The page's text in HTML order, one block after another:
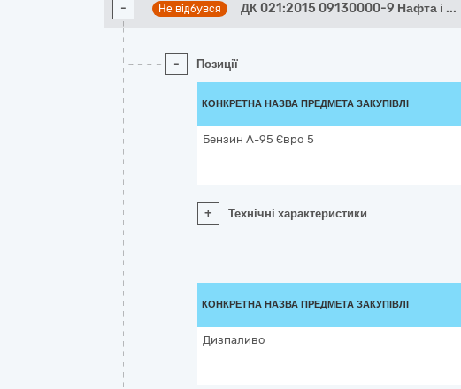
- Не відбувся ДК 021:2015 09130000-9 Нафта і ...
- Позиції
КОНКРЕТНА НАЗВА ПРЕДМЕТА ЗАКУПІВЛІ
Бензин А-95 Євро 5
+ Технічні характеристики
КОНКРЕТНА НАЗВА ПРЕДМЕТА ЗАКУПІВЛІ
Дизпаливо